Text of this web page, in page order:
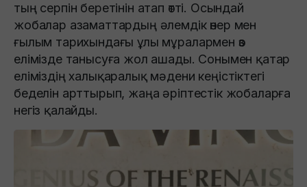
тың серпін беретінін атап өтті. Осындай
жобалар азаматтардың әлемдік өнер мен
ғылым тарихындағы ұлы мұралармен өз
елімізде танысуға жол ашады. Сонымен қатар
еліміздің халықаралық мәдени кеңістіктегі
беделін арттырып, жаңа әріптестік жобаларға
негіз қалайды.